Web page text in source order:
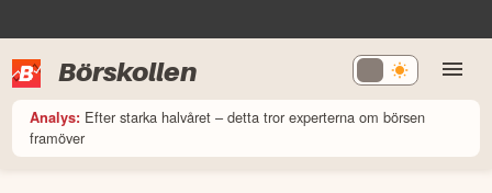
Börskollen
Analys: Efter starka halvåret – detta tror experterna om börsen
framöver